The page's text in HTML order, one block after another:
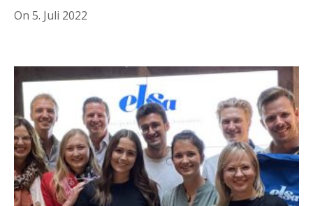
On 5. Juli 2022